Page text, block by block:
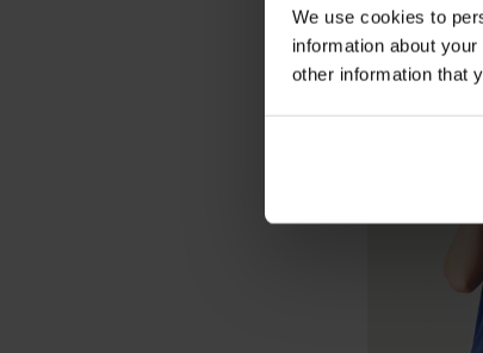
We use cookies to
information about
other information that